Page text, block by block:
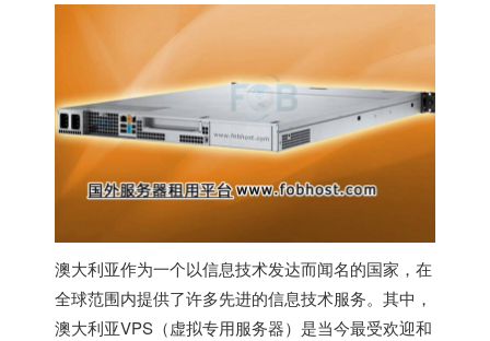
澳大利亚作为一个以信息技术发达而闻名的国家，在
全球范围内提供了许多先进的信息技术服务。其中，
澳大利亚VPS（虚拟专用服务器）是当今最受欢迎和